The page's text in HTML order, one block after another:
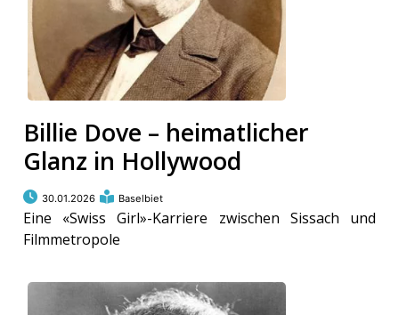
Billie Dove – heimatlicher
Glanz in Hollywood
30.01.2026 Baselbiet
Eine «Swiss Girl»-Karriere zwischen Sissach und
Filmmetropole